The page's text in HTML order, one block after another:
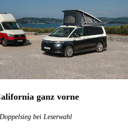
ganz vorne
bei Leserwahl